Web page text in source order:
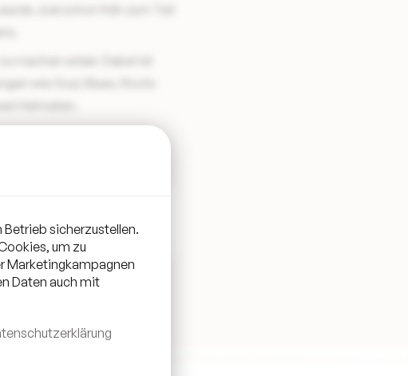
Heimaten.
sicherzustellen.
um zu
Marketingkampagnen
Daten auch mit